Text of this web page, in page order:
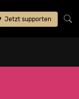
Jetzt supporten